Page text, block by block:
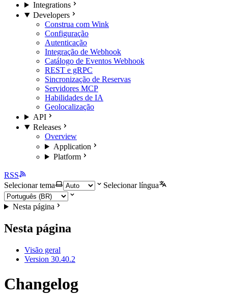
Integrations
Developers
Construa com Wink
Configuração
Autenticação
Integração de Webhook
Catálogo de Eventos Webhook
REST e gRPC
Sincronização de Reservas
Servidores MCP
Habilidades de IA
Geolocalização
API
Releases
Overview
Application
Platform
RSS
Selecionar tema
Selecionar língua
Nesta página
Nesta página
Visão geral
Version 30.40.2
Changelog